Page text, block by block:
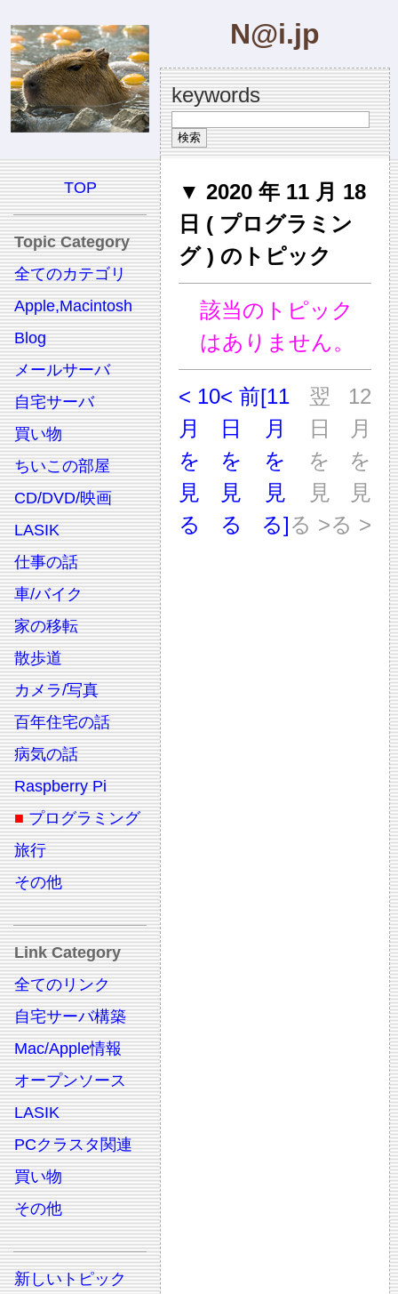
N@i.jp
keywords
TOP
Topic Category
全てのカテゴリ
Apple,Macintosh
Blog
メールサーバ
自宅サーバ
買い物
ちいこの部屋
CD/DVD/映画
LASIK
仕事の話
車/バイク
家の移転
散歩道
カメラ/写真
百年住宅の話
病気の話
Raspberry Pi
■ プログラミング
旅行
その他
Link Category
全てのリンク
自宅サーバ構築
Mac/Apple情報
オープンソース
LASIK
PCクラスタ関連
買い物
その他
新しいトピック
▼ 2020 年 11 月 18
日 ( プログラミン
グ ) のトピック
該当のトピック
はありません。
< 10
月
を
見
る
< 前
日
を
見
る
[11
月
を
見
る]
翌
日
を
見
る >
12
月
を
見
る >